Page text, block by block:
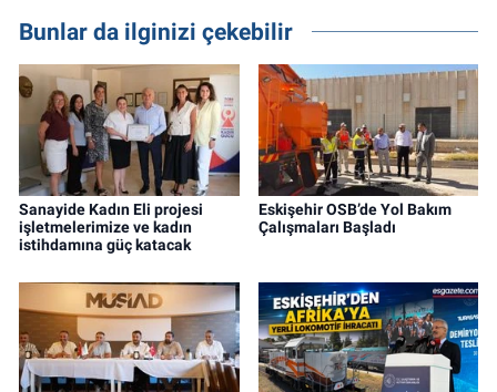
Bunlar da ilginizi çekebilir
Sanayide Kadın Eli projesi
işletmelerimize ve kadın
istihdamına güç katacak
Eskişehir OSB’de Yol Bakım
Çalışmaları Başladı